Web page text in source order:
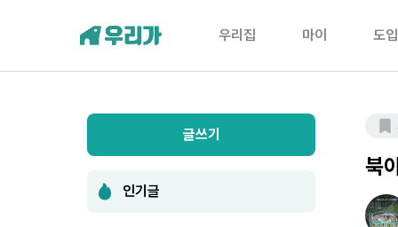
우리집 마이 도
글쓰기
인기글
북